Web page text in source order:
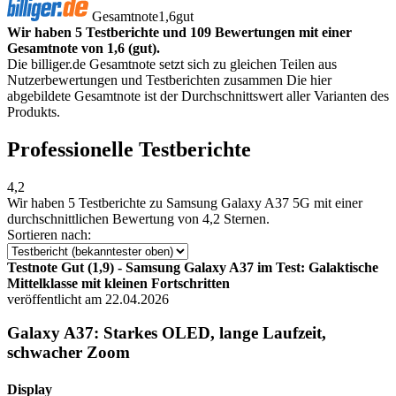
Gesamtnote1,6gut
Wir haben 5 Testberichte und 109 Bewertungen mit einer
Gesamtnote von 1,6 (gut).
Die billiger.de Gesamtnote setzt sich zu gleichen Teilen aus
Nutzerbewertungen und Testberichten zusammen Die hier
abgebildete Gesamtnote ist der Durchschnittswert aller Varianten des
Produkts.
Professionelle Testberichte
4,2
Wir haben 5 Testberichte zu Samsung Galaxy A37 5G mit einer
durchschnittlichen Bewertung von 4,2 Sternen.
Sortieren nach:
Testnote Gut (1,9) - Samsung Galaxy A37 im Test: Galaktische
Mittelklasse mit kleinen Fortschritten
veröffentlicht am 22.04.2026
Galaxy A37: Starkes OLED, lange Laufzeit,
schwacher Zoom
Display